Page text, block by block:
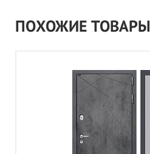
ПОХОЖИЕ ТОВАРЫ